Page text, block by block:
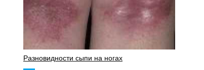
Разновидности сыпи на ногах